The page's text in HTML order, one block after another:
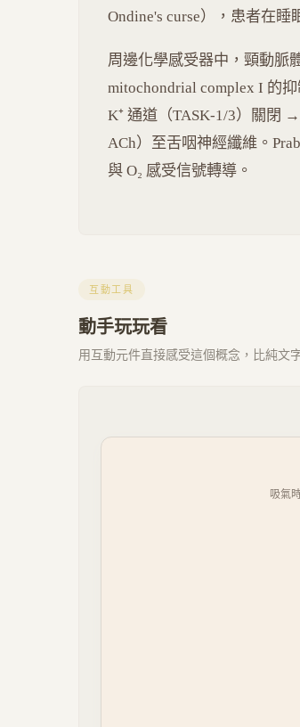
Ondine's curse），患者在睡
周邊化學感受器中，頸動脈
mitochondrial complex I 的
K⁺ 通道（TASK-1/3）關閉
ACh）至舌咽神經纖維。
與 O₂ 感受信號轉導。
互動工具
動手玩玩看
用互動元件直接感受這個概念，比純文
吸氣